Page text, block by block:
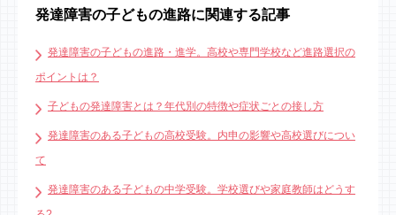
お悩みの保護者さま向けの基礎的な内容がまとまっ
たセミナーです。地域ごとに異なる学校情報や制度
に関する情報をわかりやすく解説。小学校以降の進
イメージなど、お子さまのライフプランを考える上
で必要な情報を幅広く得ることができます。進路に
ついてはまだ漠然としている、そろそろ考えようと
考えているご家庭におすすめです。
発達障害の子どもの進路に関連する記事
発達障害の子どもの進路・進学。高校や専門学校など進路選択の
ポイントは？
子どもの発達障害とは？年代別の特徴や症状ごとの接し方
発達障害のある子どもの高校受験。内申の影響や高校選びについ
て
発達障害のある子どもの中学受験。学校選びや家庭教師はどうす